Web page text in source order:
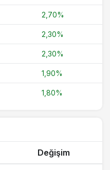
2,70%
2,30%
2,30%
1,90%
1,80%
Değişim